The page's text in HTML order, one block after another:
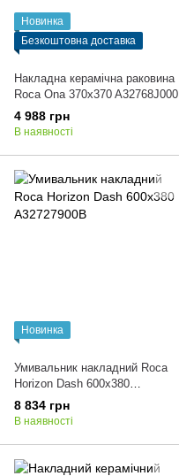
Новинка
Безкоштовна доставка
Накладна керамічна раковина
Roca Ona 370x370 A32768J000
4 988 грн
В наявності
Новинка
Умивальник накладний Roca
Horizon Dash 600x380
A32727900B
8 834 грн
В наявності